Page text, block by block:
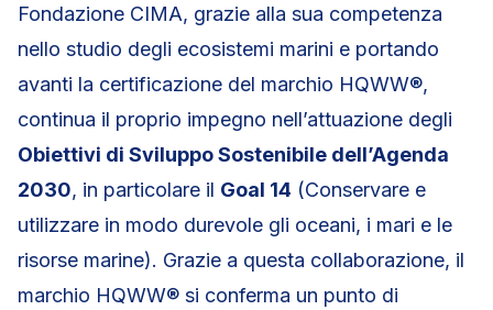
Fondazione CIMA, grazie alla sua competenza
nello studio degli ecosistemi marini e portando
avanti la certificazione del marchio HQWW®,
continua il proprio impegno nell’attuazione degli
Obiettivi di Sviluppo Sostenibile dell’Agenda
2030, in particolare il Goal 14 (Conservare e
utilizzare in modo durevole gli oceani, i mari e le
risorse marine). Grazie a questa collaborazione, il
marchio HQWW® si conferma un punto di